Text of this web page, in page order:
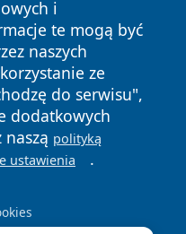
i
te mogą być
naszych
ze
do serwisu",
dodatkowych
polityką
ustawienia .
Polityka
Cookies